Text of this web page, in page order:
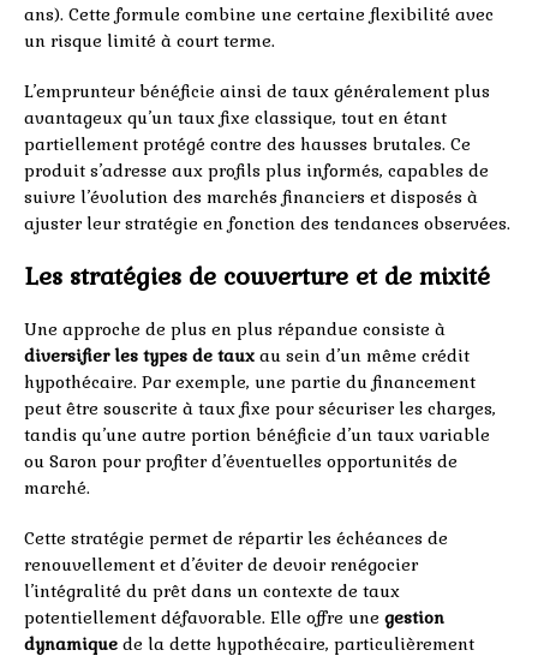
ans). Cette formule combine une certaine flexibilité avec
un risque limité à court terme.
L’emprunteur bénéficie ainsi de taux généralement plus
avantageux qu’un taux fixe classique, tout en étant
partiellement protégé contre des hausses brutales. Ce
produit s’adresse aux profils plus informés, capables de
suivre l’évolution des marchés financiers et disposés à
ajuster leur stratégie en fonction des tendances observées.
Les stratégies de couverture et de mixité
Une approche de plus en plus répandue consiste à
diversifier les types de taux au sein d’un même crédit
hypothécaire. Par exemple, une partie du financement
peut être souscrite à taux fixe pour sécuriser les charges,
tandis qu’une autre portion bénéficie d’un taux variable
ou Saron pour profiter d’éventuelles opportunités de
marché.
Cette stratégie permet de répartir les échéances de
renouvellement et d’éviter de devoir renégocier
l’intégralité du prêt dans un contexte de taux
potentiellement défavorable. Elle offre une gestion
dynamique de la dette hypothécaire, particulièrement